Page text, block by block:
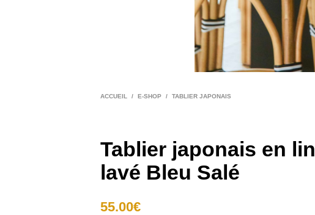
ACCUEIL / E-SHOP / TABLIER JAPONAIS
Tablier japonais en lin
lavé Bleu Salé
55.00€